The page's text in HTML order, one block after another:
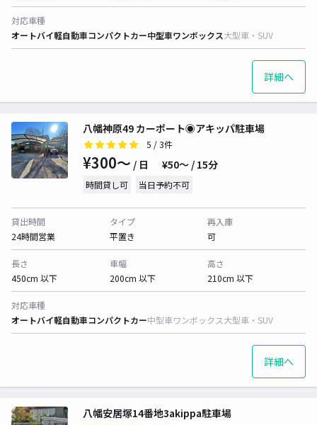
対応車種
オートバイ軽自動車コンパクトカー中型車ワンボックス大型車・SUV
詳細へ
八幡神原49 カーポート◉アキッパ駐車場
5 / 3件
¥300〜 / 日 ¥50〜 / 15分
時間貸し可 当日予約不可
貸出時間
24時間営業
タイプ
平置き
再入庫
可
長さ
450cm 以下
車幅
200cm 以下
高さ
210cm 以下
対応車種
オートバイ軽自動車コンパクトカー中型車ワンボックス大型車・SUV
詳細へ
八幡安居塚14番地3akippa駐車場